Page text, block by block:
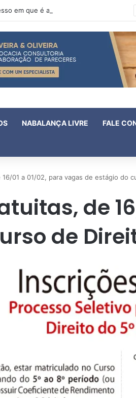
NABALANÇA LIVRE FALE
01 a 01/02, para vagas de estágio do
de
de